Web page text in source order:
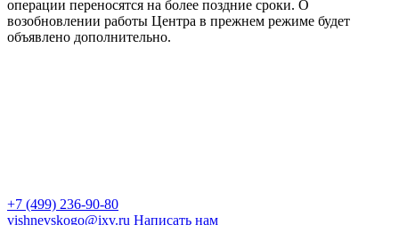
операции переносятся на более поздние сроки. О
возобновлении работы Центра в прежнем режиме будет
объявлено дополнительно.
+7 (499) 236-90-80
vishnevskogo@ixv.ru Написать нам